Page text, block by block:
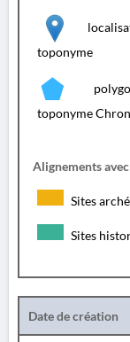
toponyme
toponyme
Alignements
Sites
Sites
Date de création